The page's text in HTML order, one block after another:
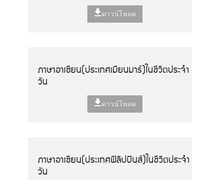
ดาวน์โหลด
ภาษาอาเซียน(ประเทศเมียนมาร์)ในชีวิตประจำ
วัน
ดาวน์โหลด
ภาษาอาเซียน(ประเทศฟิลิปปินส์)ในชีวิตประจำ
วัน